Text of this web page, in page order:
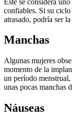
confiables. Si su ciclo
atrasado, podría ser
Manchas
Algunas mujeres
momento de la
un período
unas pocas manchas
Náuseas